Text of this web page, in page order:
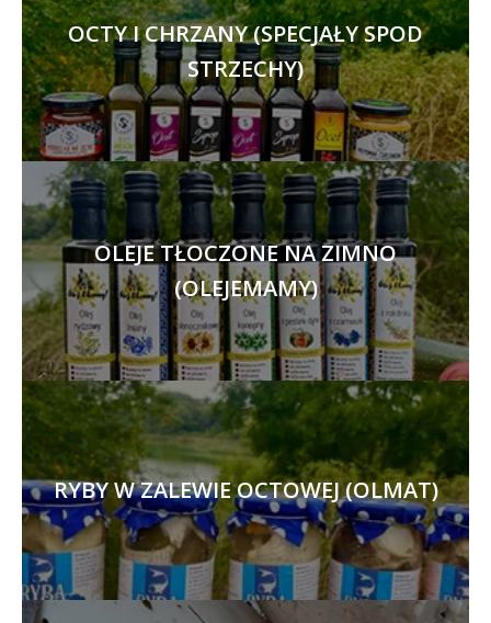
OCTY I CHRZANY (SPECJAŁY SPOD
STRZECHY)
OLEJE TŁOCZONE NA ZIMNO
(OLEJEMAMY)
RYBY W ZALEWIE OCTOWEJ (OLMAT)